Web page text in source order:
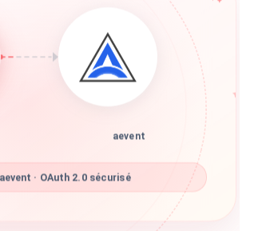
aevent
· OAuth 2.0 sécurisé